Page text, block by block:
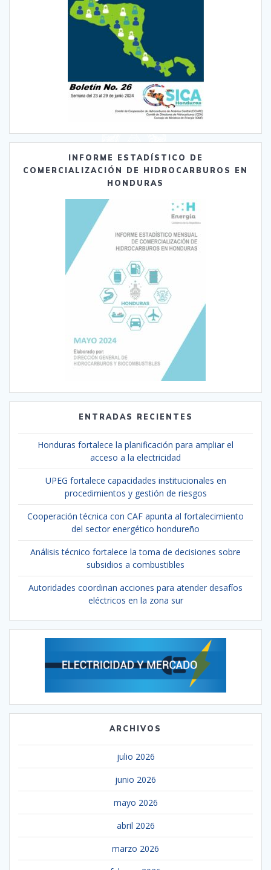
INFORME ESTADÍSTICO DE
COMERCIALIZACIÓN DE HIDROCARBUROS EN
HONDURAS
ENTRADAS RECIENTES
Honduras fortalece la planificación para ampliar el
acceso a la electricidad
UPEG fortalece capacidades institucionales en
procedimientos y gestión de riesgos
Cooperación técnica con CAF apunta al fortalecimiento
del sector energético hondureño
Análisis técnico fortalece la toma de decisiones sobre
subsidios a combustibles
Autoridades coordinan acciones para atender desafíos
eléctricos en la zona sur
ARCHIVOS
julio 2026
junio 2026
mayo 2026
abril 2026
marzo 2026